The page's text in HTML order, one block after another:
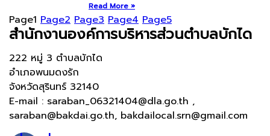
Read More »
Page1 Page2 Page3 Page4 Page5
สำนักงานองค์การบริหารส่วนตำบลบักได
222 หมู่ 3 ตำบลบักได
อำเภอพนมดงรัก
จังหวัดสุรินทร์ 32140
E-mail : saraban_06321404@dla.go.th ,
saraban@bakdai.go.th, bakdailocal.srn@gmail.com